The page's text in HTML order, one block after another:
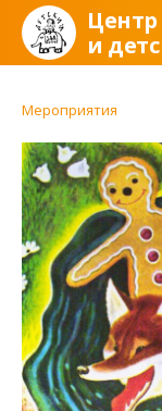
и
Мероприятия